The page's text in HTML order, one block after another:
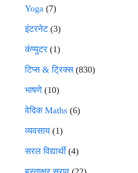
Yoga (7)
इंटरनेट(3)
कंप्युटर (1)
टिप्स & ट्रिक्स(830)
भाषणे(10)
वेदिक Maths (6)
व्यवसाय(1)
सरल विद्यार्थी(4)